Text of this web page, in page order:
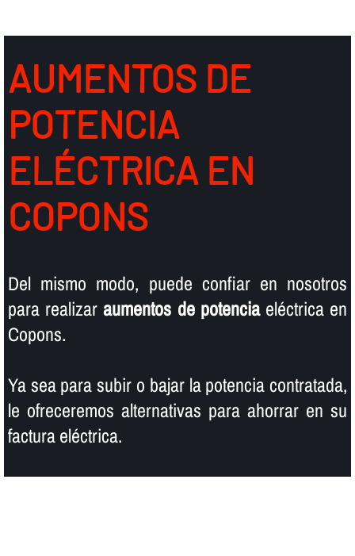
AUMENTOS DE
POTENCIA
ELÉCTRICA EN
COPONS
Del mismo modo, puede confiar en nosotros
para realizaraumentos de potenciaeléctrica en
Copons.
Ya sea para subir o bajar la potencia contratada,
le ofreceremos alternativas para ahorrar en su
factura eléctrica.